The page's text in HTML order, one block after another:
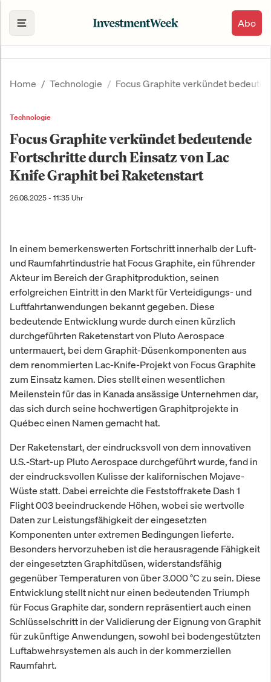
Abo
Home Technologie Focus Graphite verkündet
Technologie
Focus Graphite verkündet bedeutende
Fortschritte durch Einsatz von Lac
Knife Graphit bei Raketenstart
26.08.2025 - 11:35 Uhr
In einem bemerkenswerten Fortschritt innerhalb der Luft-
und Raumfahrtindustrie hat Focus Graphite, ein führender
Akteur im Bereich der Graphitproduktion, seinen
erfolgreichen Eintritt in den Markt für Verteidigungs- und
Luftfahrtanwendungen bekannt gegeben. Diese
bedeutende Entwicklung wurde durch einen kürzlich
durchgeführten Raketenstart von Pluto Aerospace
untermauert, bei dem Graphit-Düsenkomponenten aus
dem renommierten Lac-Knife-Projekt von Focus Graphite
zum Einsatz kamen. Dies stellt einen wesentlichen
Meilenstein für das in Kanada ansässige Unternehmen dar,
das sich durch seine hochwertigen Graphitprojekte in
Québec einen Namen gemacht hat.
Der Raketenstart, der eindrucksvoll von dem innovativen
U.S.-Start-up Pluto Aerospace durchgeführt wurde, fand in
der eindrucksvollen Kulisse der kalifornischen Mojave-
Wüste statt. Dabei erreichte die Feststoffrakete Dash 1
Flight 003 beeindruckende Höhen, wobei sie wertvolle
Daten zur Leistungsfähigkeit der eingesetzten
Komponenten unter extremen Bedingungen lieferte.
Besonders hervorzuheben ist die herausragende Fähigkeit
der eingesetzten Graphitdüsen, widerstandsfähig
gegenüber Temperaturen von über 3.000 °C zu sein. Diese
Entwicklung stellt nicht nur einen bedeutenden Triumph
für Focus Graphite dar, sondern repräsentiert auch einen
Schlüsselschritt in der Validierung der Eignung von Graphit
für zukünftige Anwendungen, sowohl bei bodengestützten
Luftabwehrsystemen als auch in der kommerziellen
Raumfahrt.